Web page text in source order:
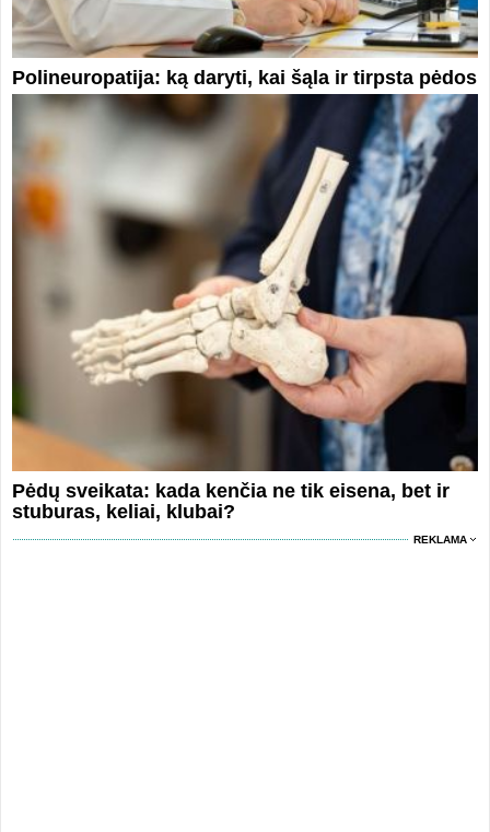
Polineuropatija: ką daryti, kai šąla ir tirpsta pėdos
Pėdų sveikata: kada kenčia ne tik eisena, bet ir
stuburas, keliai, klubai?
REKLAMA